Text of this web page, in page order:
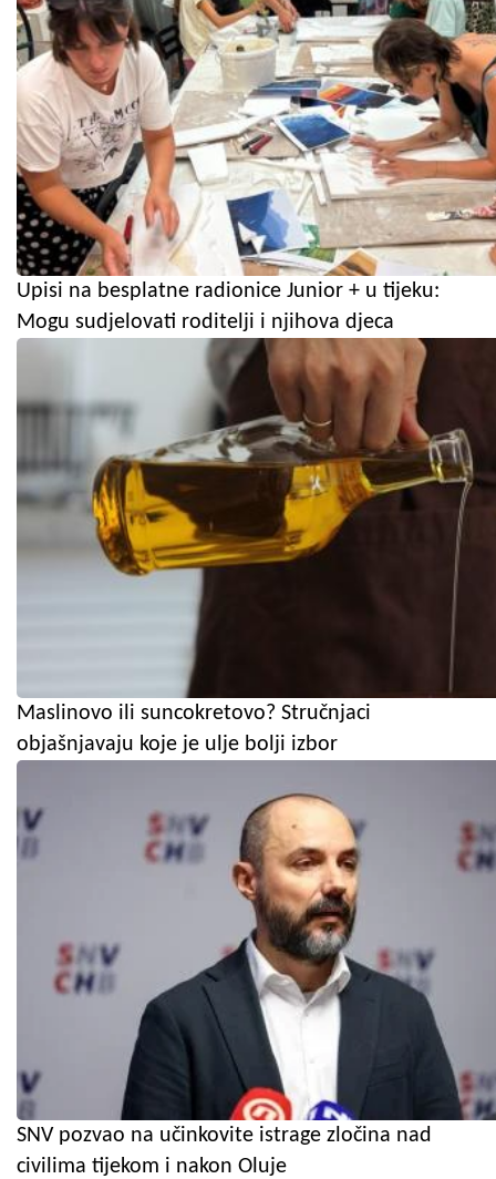
Upisi na besplatne radionice Junior + u tijeku:
Mogu sudjelovati roditelji i njihova djeca
Maslinovo ili suncokretovo? Stručnjaci
objašnjavaju koje je ulje bolji izbor
SNV pozvao na učinkovite istrage zločina nad
civilima tijekom i nakon Oluje